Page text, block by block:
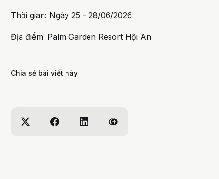
Thời gian: Ngày 25 - 28/06/2026
Địa điểm: Palm Garden Resort Hội An
Chia sẻ bài viết này